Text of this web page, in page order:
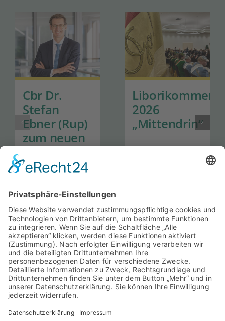
Cbr Dr.
Stefan
Ebner (Rup)
zum neuen
Generalsekretär
der Hanns-
Stiftung
ernannt
Liborikommers
2026
„Mittendrin“